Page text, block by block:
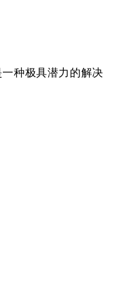
种极具潜力的解决